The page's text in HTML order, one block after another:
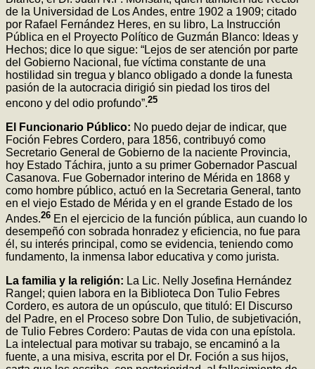
de la Universidad de Los Andes, entre 1902 a 1909; citado
por Rafael Fernández Heres, en su libro, La Instrucción
Pública en el Proyecto Político de Guzmán Blanco: Ideas y
Hechos; dice lo que sigue: “Lejos de ser atención por parte
del Gobierno Nacional, fue víctima constante de una
hostilidad sin tregua y blanco obligado a donde la funesta
pasión de la autocracia dirigió sin piedad los tiros del
encono y del odio profundo”.25
El Funcionario Público: No puedo dejar de indicar, que
Foción Febres Cordero, para 1856, contribuyó como
Secretario General de Gobierno de la naciente Provincia,
hoy Estado Táchira, junto a su primer Gobernador Pascual
Casanova. Fue Gobernador interino de Mérida en 1868 y
como hombre público, actuó en la Secretaria General, tanto
en el viejo Estado de Mérida y en el grande Estado de los
Andes.26 En el ejercicio de la función pública, aun cuando lo
desempeñó con sobrada honradez y eficiencia, no fue para
él, su interés principal, como se evidencia, teniendo como
fundamento, la inmensa labor educativa y como jurista.
La familia y la religión: La Lic. Nelly Josefina Hernández
Rangel; quien labora en la Biblioteca Don Tulio Febres
Cordero, es autora de un opúsculo, que tituló: El Discurso
del Padre, en el Proceso sobre Don Tulio, de subjetivación,
de Tulio Febres Cordero: Pautas de vida con una epístola.
La intelectual para motivar su trabajo, se encaminó a la
fuente, a una misiva, escrita por el Dr. Foción a sus hijos,